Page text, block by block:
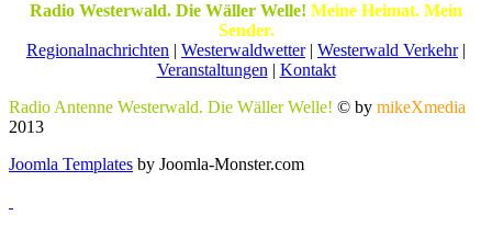
Radio Westerwald. Die Wäller Welle! Meine Heimat. Mein
Sender.
Regionalnachrichten | Westerwaldwetter| Westerwald Verkehr|
Veranstaltungen | Kontakt
Radio Antenne Westerwald. Die Wäller Welle! © by mikeXmedia
2013
Joomla Templates by Joomla-Monster.com